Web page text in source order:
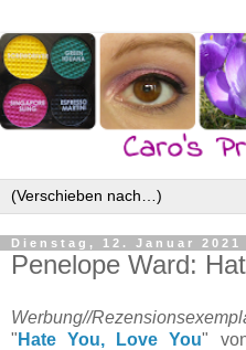
Dienstag, 12. Januar 2021
Penelope Ward:
Werbung//
" Hate You, Love You"